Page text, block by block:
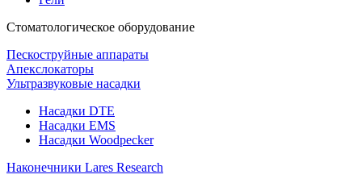
Стоматологическое оборудование
Пескоструйные аппараты
Апекслокаторы
Ультразвуковые насадки
Насадки DTE
Насадки EMS
Насадки Woodpecker
Наконечники Lares Research